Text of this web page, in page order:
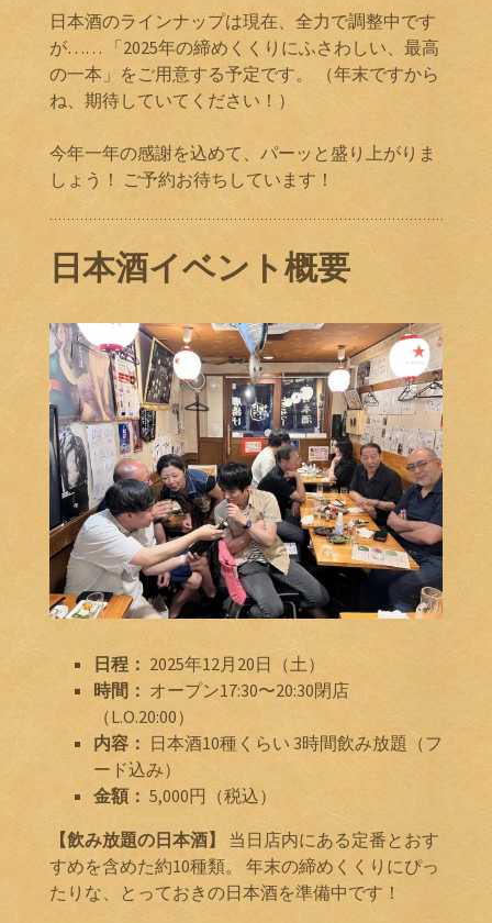
日本酒のラインナップは現在、全力で調整中です
が…… 「2025年の締めくくりにふさわしい、最高
の一本」をご用意する予定です。 （年末ですから
ね、期待していてください！）
今年一年の感謝を込めて、パーッと盛り上がりま
しょう！ ご予約お待ちしています！
日本酒イベント概要
日程： 2025年12月20日（土）
時間： オープン17:30〜20:30閉店
（L.O.20:00）
内容： 日本酒10種くらい 3時間飲み放題（フ
ード込み）
金額： 5,000円（税込）
【飲み放題の日本酒】
当日店内にある定番とおす
すめを含めた約10種類。 年末の締めくくりにぴっ
たりな、とっておきの日本酒を準備中です！